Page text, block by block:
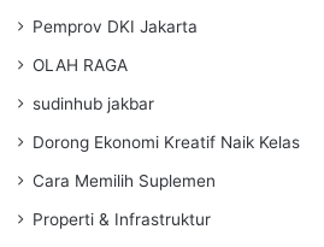
Pemprov DKI Jakarta
OLAH RAGA
sudinhub jakbar
Dorong Ekonomi Kreatif Naik Kelas
Cara Memilih Suplemen
Properti & Infrastruktur